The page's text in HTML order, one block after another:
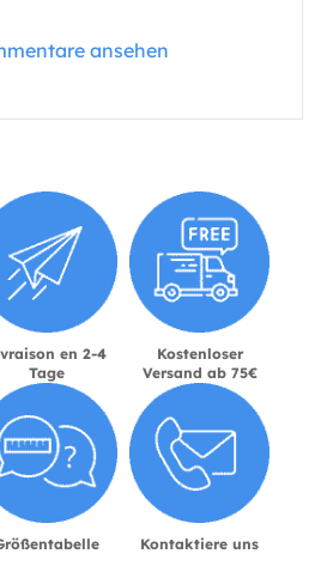
ansehen
en 2-4
Tage
Kostenloser
Versand ab 75€
Kontaktiere uns